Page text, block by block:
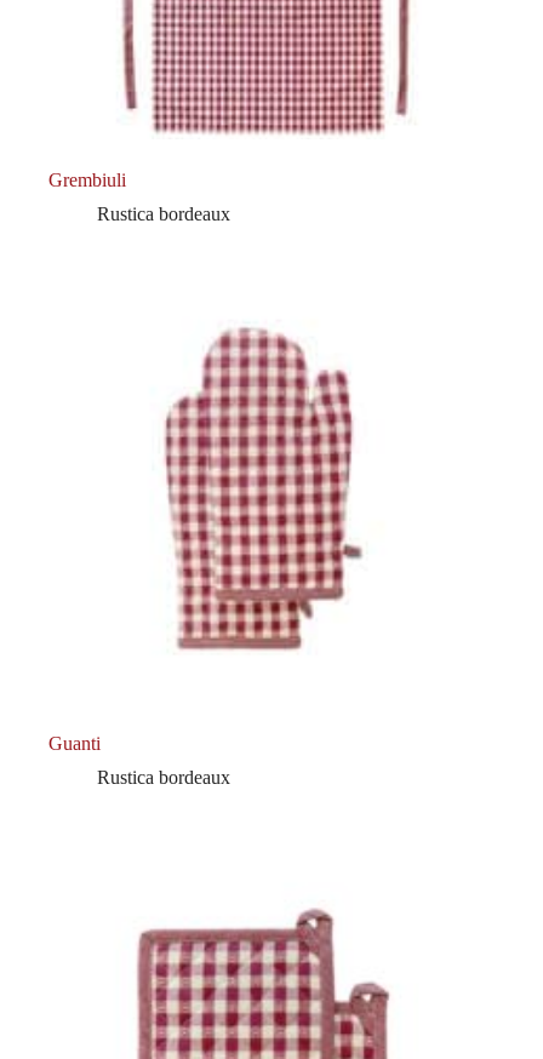
Grembiuli
Rustica bordeaux
Guanti
Rustica bordeaux